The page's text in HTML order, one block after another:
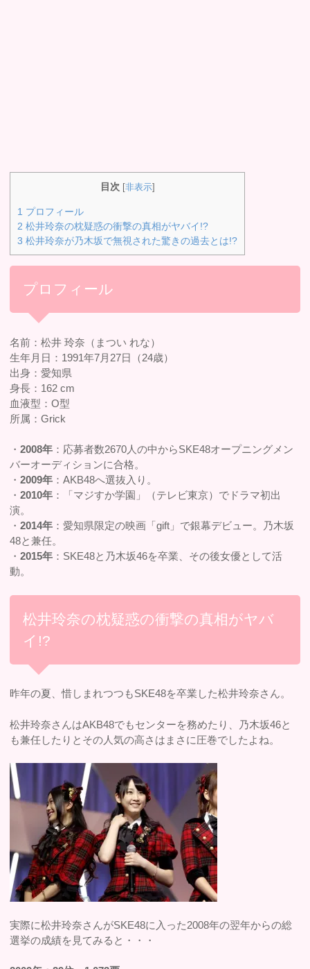
目次 [非表示]
1 プロフィール
2 松井玲奈の枕疑惑の衝撃の真相がヤバイ!?
3 松井玲奈が乃木坂で無視された驚きの過去とは!?
プロフィール
名前：松井 玲奈（まつい れな）
生年月日：1991年7月27日（24歳）
出身：愛知県
身長：162 cm
血液型：O型
所属：Grick
・2008年 ：応募者数2670人の中からSKE48オープニングメン
バーオーディションに合格。
・2009年 ：AKB48へ選抜入り。
・2010年 ：「マジすか学園」（テレビ東京）でドラマ初出
演。
・2014年 ：愛知県限定の映画「gift」で銀幕デビュー。乃木坂
48と兼任。
・2015年 ：SKE48と乃木坂46を卒業、その後女優として活
動。
松井玲奈の枕疑惑の衝撃の真相がヤバ
イ!?
昨年の夏、惜しまれつつもSKE48を卒業した松井玲奈さん。
松井玲奈さんはAKB48でもセンターを務めたり、乃木坂46と
も兼任したりとその人気の高さはまさに圧巻でしたよね。
実際に松井玲奈さんがSKE48に入った2008年の翌年からの総
選挙の成績を見てみると・・・